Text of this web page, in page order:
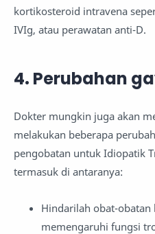
kortikosteroid intravena
IVIg, atau perawatan anti-D.
4. Perubahan
Dokter mungkin juga akan
melakukan beberapa
pengobatan untuk Idiopatik
termasuk di antaranya:
Hindarilah obat-
memengaruhi fungsi